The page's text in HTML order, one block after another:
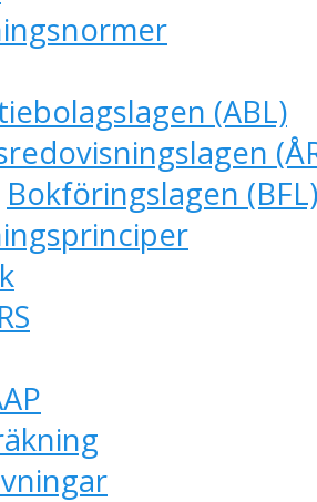
(ABL)
Bokföringslagen (BFL)